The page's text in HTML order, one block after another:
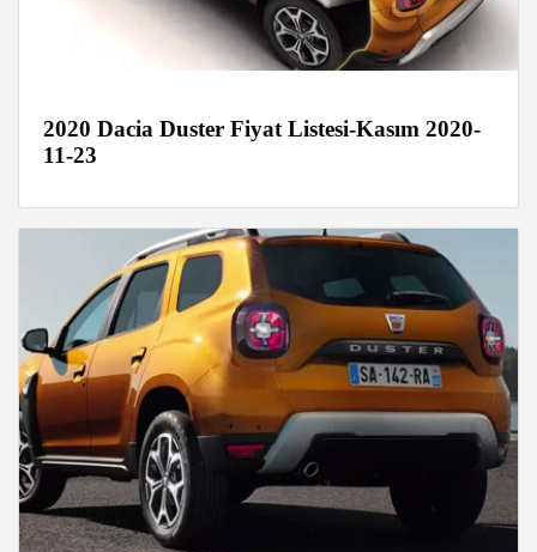
2020 Dacia Duster Fiyat Listesi-Kasım 2020-
11-23